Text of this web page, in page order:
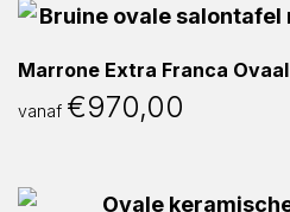
Marrone Extra Franca Ovaal
vanaf €970,00